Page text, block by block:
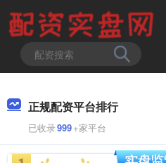
正规配资平台排行
已收录999+家平台